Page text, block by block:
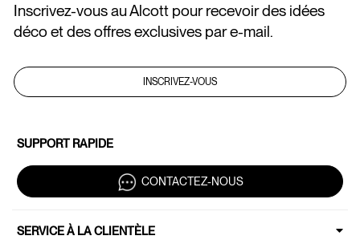
Inscrivez-vous au Alcott pour recevoir des idées
déco et des offres exclusives par e-mail.
INSCRIVEZ-VOUS
SUPPORT RAPIDE
CONTACTEZ-NOUS
SERVICE À LA CLIENTÈLE